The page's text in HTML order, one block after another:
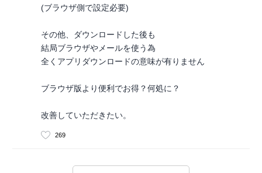
(ブラウザ側で設定必要)
その他、ダウンロードした後も
結局ブラウザやメールを使う為
全くアプリダウンロードの意味が有りません
ブラウザ版より便利でお得？何処に？
改善していただきたい。
269